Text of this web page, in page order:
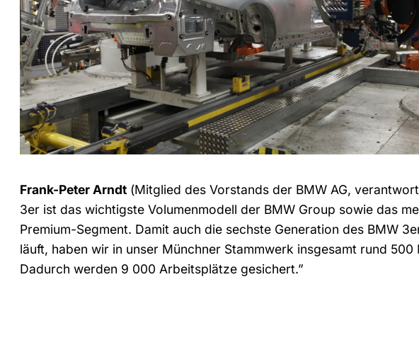
Frank-Peter Arndt (Mitglied des Vorstands der BMW AG,
3er ist das wichtigste Volumenmodell der BMW Group sowie das
Premium-Segment. Damit auch die sechste Generation des BMW
läuft, haben wir in unser Münchner Stammwerk insgesamt rund
Dadurch werden 9 000 Arbeitsplätze gesichert.”